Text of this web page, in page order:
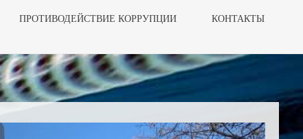
ПРОТИВОДЕЙСТВИЕ КОРРУПЦИИ КОНТАКТЫ